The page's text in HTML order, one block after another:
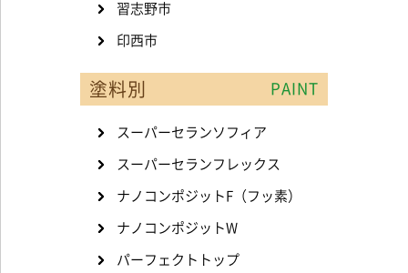
習志野市
印西市
塗料別 PAINT
スーパーセランソフィア
スーパーセランフレックス
ナノコンポジットF（フッ素）
ナノコンポジットW
パーフェクトトップ